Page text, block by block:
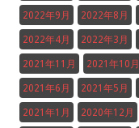
2022年9月 2022年8月
2022年4月 2022年3月
2021年11月 2021年10月
2021年6月 2021年5月
2021年1月 2020年12月